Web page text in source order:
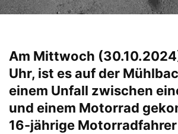
Am Mittwoch
Uhr, ist es auf der
einem Unfall zwischen
und einem Motorrad
16-jährige